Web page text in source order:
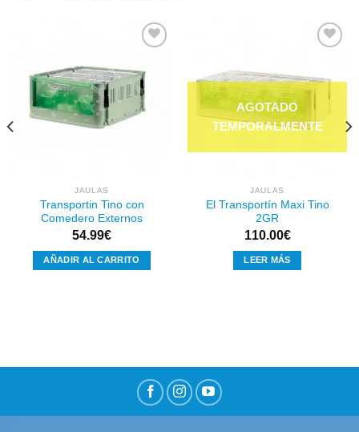
Añadir
a la
lista de
deseos
JAULAS
Transportin Tino con
Comedero Externos
54.99€
AÑADIR AL CARRITO
a la
lista de
deseos
JAULAS
El Transportín Maxi Tino
2GR
110.00€
LEER MÁS